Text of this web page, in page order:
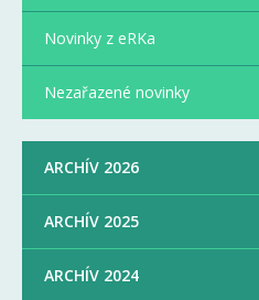
Novinky z eRKa
Nezařazené novinky
ARCHÍV 2026
ARCHÍV 2025
ARCHÍV 2024